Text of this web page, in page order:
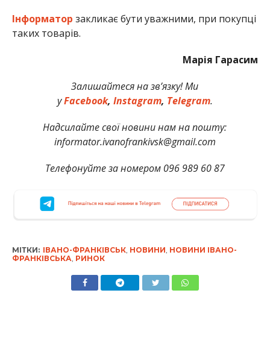
Інформатор закликає бути уважними, при покупці
таких товарів.
Марія Гарасим
Залишайтеся на зв’язку! Ми
уFacebook, Instagram, Telegram.
Надсилайте свої новини нам на пошту:
informator.ivanofrankivsk@gmail.com
Телефонуйте за номером 096 989 60 87
МІТКИ: ІВАНО-ФРАНКІВСЬК, НОВИНИ НОВИНИ ІВАНО-
ФРАНКІВСЬКА РИНОК